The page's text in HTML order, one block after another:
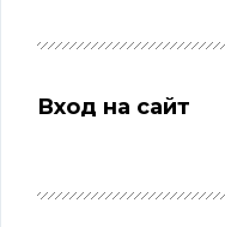
Вход на сайт